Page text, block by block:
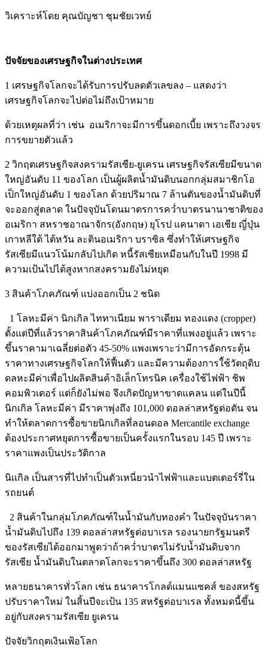
วิเคราะห์โดย คุณบัญชา ชุมชัยเวทย์
ปัจจัยของเศรษฐกิจในต่างประเทศ
1 เศรษฐกิจโลกจะได้รับการปรับลดตัวเลขลง – แสดงว่า
เศรษฐกิจโลกจะไปต่อไม่ถึงเป้าหมาย
ด้วยเหตุผลที่ว่า เช่น อเมริกาจะมีการขึ้นดอกเบี้ย เพราะถึงวงจร
การขยายตัวแล้ว
2 วิกฤตเศรษฐกิจสงครามรัสเซีย-ยูเครน เศรษฐกิจรัสเซียมีขนาด
ใหญ่อันดับ 11 ของโลก เป็นผู้ผลิตน้ำมันดิบนอกกลุ่มสมาชิกโอ
เป็กใหญ่อันดับ 1 ของโลก ด้วยปริมาณ 7 ล้านตันของน้ำมันดิบที่
จะออกสู่ตลาด ในปัจจุบันโดนมาตรการคว่ำบาตรนานาชาติของ
อเมริกา สหราชอาณาจักร(อังกฤษ) ยุโรป แคนาดา เอเชีย ญี่ปุ่น
เกาหลีใต้ ไต้หวัน ละตินอเมริกา บราซิล ซึ่งทำให้เศรษฐกิจ
รัสเซียมีแนวโน้มกลับไปเกิด หนี้รัสเซียเหมือนกับในปี 1998 มี
ความเป้นไปได้สูงหากสงครามยังไม่หยุด
3 สินค้าโภคภัณฑ์ แบ่งออกเป็น 2 ชนิด
1 โลหะมีค่า นิกเกิล ไททาเนียม พาราเดียม ทองแดง (cropper)
ตั้งแต่ปีที่แล้วราคาสินค้าโภคภัณฑ์มีราคาที่แพงอยู่แล้ว เพราะ
ขึ้นราคามาเฉลี่ยต่อตัว 45-50% แพงเพราะว่ามีการอัดกระตุ้น
ราคาทางเศรษฐกิจโลกให้ฟื้นตัว และมีความต้องการใ้ช้วัตถุดิบ
ดลหะมีค่าเพื่อไปผลิตสินค้าอิเล็กโทรนิค เครื่องใช้ไฟฟ้า ชิพ
คอมพิวเตอร์ แต่ก็ยังไม่พอ จึงเกิดปัญหาขาดแคลน แต่ในปีนี้
นิกเกิล โลหะมีค่า มีราคาพุ่งถึง 101,000 ดอลล่าสหรัฐต่อตัน จน
ทำให้ตลาดการซื้อขายนิกเกิลที่ลอนดอล Mercantile exchange
ต้องประกาศหยุดการซื้อขายเป็นครั้งแรกในรอบ 145 ปี เพราะ
ราคาแพงเป็นประวัติกาล
นิเเกิล เป็นสารที่ไปทำเป็นตัวเหนี่ยวนำไฟฟ้าและแบตเตอร์รี่ใน
รถยนต์
2 สินค้าในกลุ่มโภคภัณฑ์ในน้ำมันกับทองคำ ในปัจจุบันราคา
น้ำมันดิบไปถึง 139 ดอลล่าสหรัฐต่อบาเรล รองนายกรัฐมนตรี
ของรัสเซียได้ออกมาพูดว่าถ้าคว่ำบาตรไม่รับน้ำมันดิบจาก
รัสเซีย น้ำมันดิบในตลาดโลกจะราคาขึ้นถึง 300 ดอลล่าสหรัฐ
หลายธนาคารทั่วโลก เช่น ธนาคารโกลด์แมนแซคส์ ของสหรัฐ
ปรับราคาใหม่ ในสิ้นปีจะเป้น 135 สหรัฐต่อบาเรล ทั้งหมดนี้ขึ้น
อยู่กับสงครามรัสเซีย ยูเครน
ปัจจัยวิกฤตเงินเฟ้อโลก